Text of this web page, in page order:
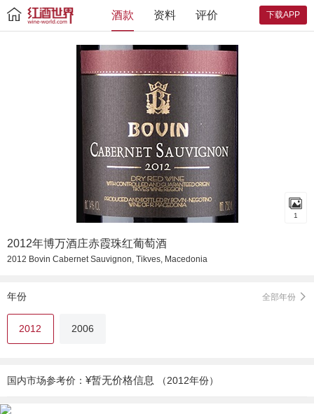
下载APP
酒款 资料 评价
1
2012年博万酒庄赤霞珠红葡萄酒
2012 Bovin Cabernet Sauvignon, Tikves, Macedonia
年份 全部年份
2012 2006
国内市场参考价： ¥暂无价格信息 （2012年份）